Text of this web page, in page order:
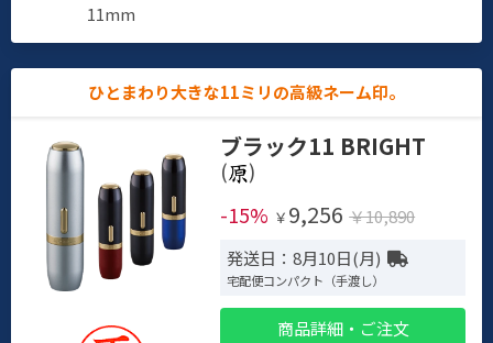
11mm
ひとまわり大きな11ミリの高級ネーム印。
ブラック11 BRIGHT
(
)
-15% ￥ 9,256 ￥10,890
発送日：8月10日(月)
宅配便コンパクト（手渡し）
商品詳細・ご注文